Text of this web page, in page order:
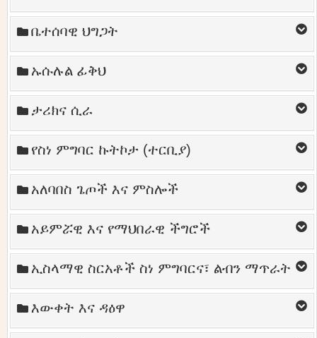
ቤተሰባዊ ህግጋት
ኡሱሉል ፊቅህ
ታሪክና ሲራ
የስነ ምግባር ኩትኮታ (ተርቢያ)
አለባበስ ጌጦች እና ምስሎች
አይምሯዊ እና የማህበራዊ ችግሮች
ኢስላማዊ ስርአቶች ስነ ምግባርና፣ ልብን ማጥራት
እውቀት እና ዳዕዋ